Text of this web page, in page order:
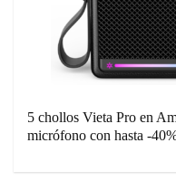
5 chollos Vieta Pro en
micrófono con hasta -